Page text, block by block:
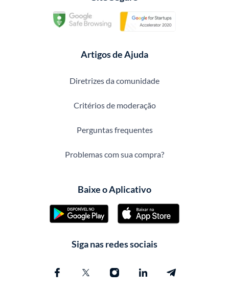
Artigos de Ajuda
Diretrizes da comunidade
Critérios de moderação
Perguntas frequentes
Problemas com sua compra?
Baixe o Aplicativo
Siga nas redes sociais